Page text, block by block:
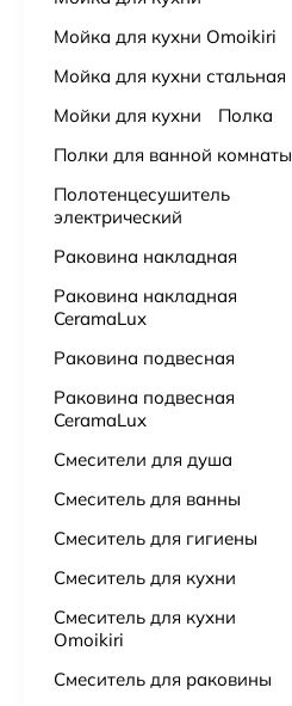
9 900₽
19 900₽
15 725₽
Мойка для кухни Omoikiri
Мойка для кухни стальная
Мойки для кухни
Полка
Полки для ванной комнаты
Полотенцесушитель
электрический
Раковина накладная
Раковина накладная
CeramaLux
Раковина подвесная
Раковина подвесная
CeramaLux
Смесители для душа
Смеситель для ванны
Смеситель для гигиены
Смеситель для кухни
Смеситель для кухни
Omoikiri
Смеситель для раковины